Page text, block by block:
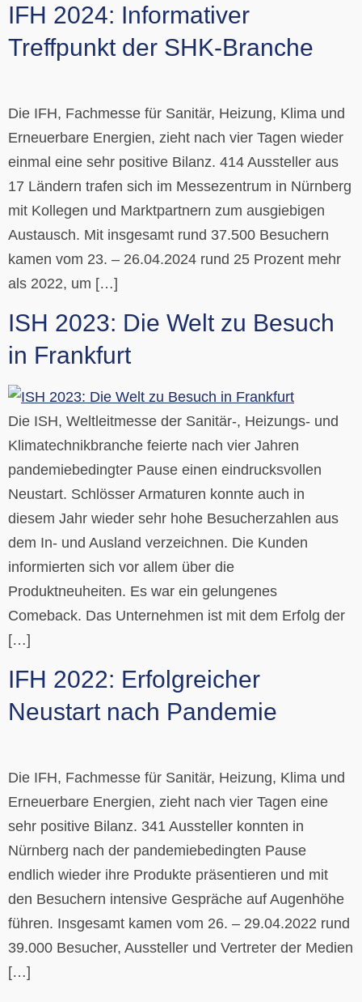
IFH 2024: Informativer
Treffpunkt der SHK-Branche
Die IFH, Fachmesse für Sanitär, Heizung, Klima und
Erneuerbare Energien, zieht nach vier Tagen wieder
einmal eine sehr positive Bilanz. 414 Aussteller aus
17 Ländern trafen sich im Messezentrum in Nürnberg
mit Kollegen und Marktpartnern zum ausgiebigen
Austausch. Mit insgesamt rund 37.500 Besuchern
kamen vom 23. – 26.04.2024 rund 25 Prozent mehr
als 2022, um […]
ISH 2023: Die Welt zu Besuch
in Frankfurt
Die ISH, Weltleitmesse der Sanitär-, Heizungs- und
Klimatechnikbranche feierte nach vier Jahren
pandemiebedingter Pause einen eindrucksvollen
Neustart. Schlösser Armaturen konnte auch in
diesem Jahr wieder sehr hohe Besucherzahlen aus
dem In- und Ausland verzeichnen. Die Kunden
informierten sich vor allem über die
Produktneuheiten. Es war ein gelungenes
Comeback. Das Unternehmen ist mit dem Erfolg der
[…]
IFH 2022: Erfolgreicher
Neustart nach Pandemie
Die IFH, Fachmesse für Sanitär, Heizung, Klima und
Erneuerbare Energien, zieht nach vier Tagen eine
sehr positive Bilanz. 341 Aussteller konnten in
Nürnberg nach der pandemiebedingten Pause
endlich wieder ihre Produkte präsentieren und mit
den Besuchern intensive Gespräche auf Augenhöhe
führen. Insgesamt kamen vom 26. – 29.04.2022 rund
39.000 Besucher, Aussteller und Vertreter der Medien
[…]